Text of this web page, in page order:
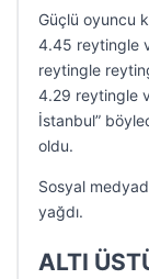
Güçlü oyuncu
4.45 reytingle
reytingle
4.29 reytingle
İstanbul”
oldu.
Sosyal
yağdı.
ALTI